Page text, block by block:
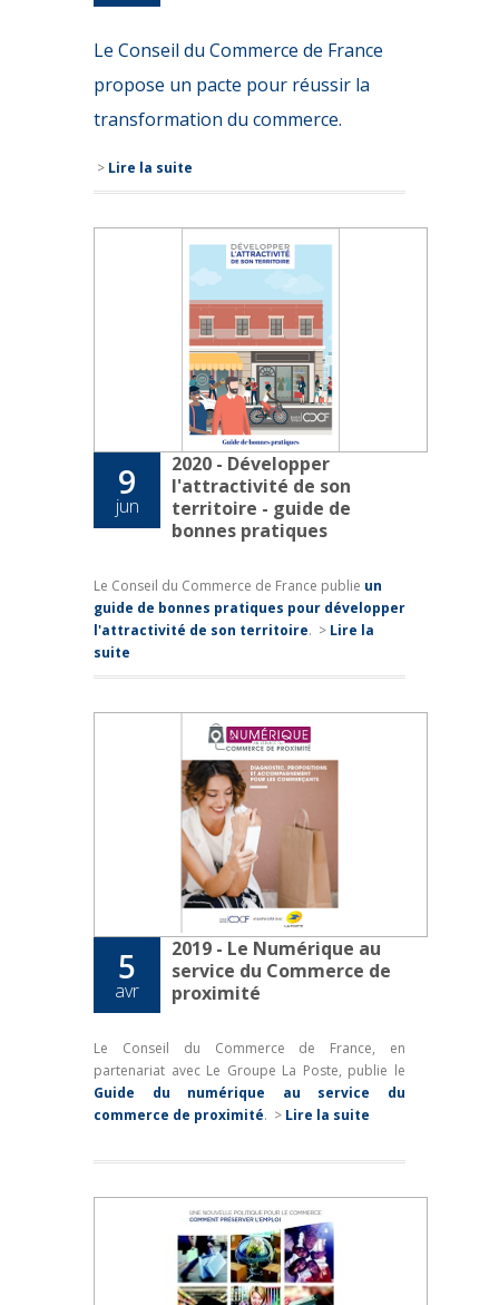
Le Conseil du Commerce de France
propose un pacte pour réussir la
transformation du commerce.
> Lire la suite
9
jun
2020 - Développer
l'attractivité de son
territoire - guide de
bonnes pratiques
Le Conseil du Commerce de France publie un
guide de bonnes pratiques pour développer
l'attractivité de son territoire. > Lire la
suite
5
avr
2019 - Le Numérique au
service du Commerce de
proximité
Le Conseil du Commerce de France, en
partenariat avec Le Groupe La Poste, publie le
Guide du numérique au service du
commerce de proximité. > Lire la suite